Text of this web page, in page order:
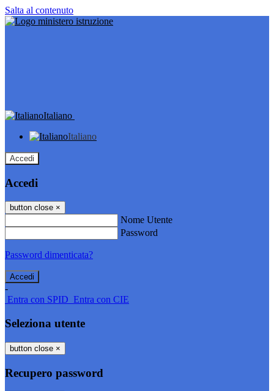
Salta al contenuto
Italiano
Italiano
Accedi
Accedi
button close ×
Nome Utente
Password
Password dimenticata?
-
Entra con SPID Entra con CIE
Seleziona utente
button close ×
Recupero password